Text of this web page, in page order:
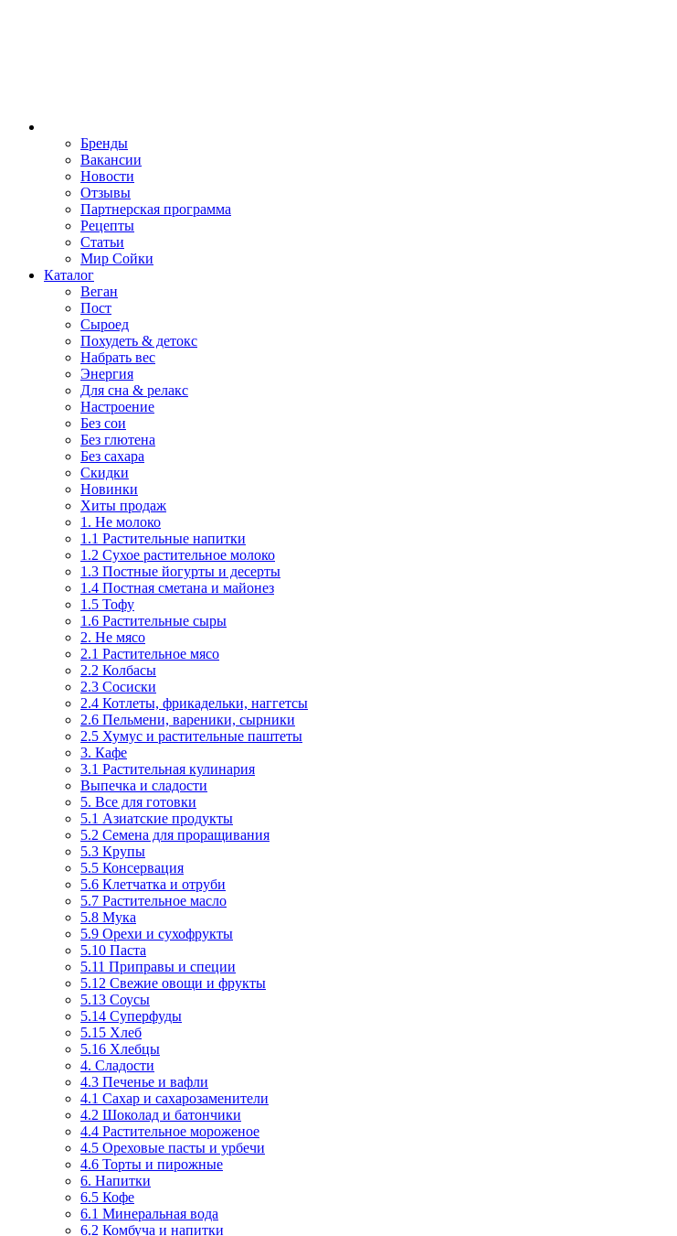
Бренды
Вакансии
Новости
Отзывы
Партнерская программа
Рецепты
Статьи
Мир Сойки
Каталог
Веган
Пост
Сыроед
Похудеть & детокс
Набрать вес
Энергия
Для сна & релакс
Настроение
Без сои
Без глютена
Без сахара
Скидки
Новинки
Хиты продаж
1. Не молоко
1.1 Растительные напитки
1.2 Сухое растительное молоко
1.3 Постные йогурты и десерты
1.4 Постная сметана и майонез
1.5 Тофу
1.6 Растительные сыры
2. Не мясо
2.1 Растительное мясо
2.2 Колбасы
2.3 Сосиски
2.4 Котлеты, фрикадельки, наггетсы
2.6 Пельмени, вареники, сырники
2.5 Хумус и растительные паштеты
3. Кафе
3.1 Растительная кулинария
Выпечка и сладости
5. Все для готовки
5.1 Азиатские продукты
5.2 Семена для проращивания
5.3 Крупы
5.5 Консервация
5.6 Клетчатка и отруби
5.7 Растительное масло
5.8 Мука
5.9 Орехи и сухофрукты
5.10 Паста
5.11 Приправы и специи
5.12 Свежие овощи и фрукты
5.13 Соусы
5.14 Суперфуды
5.15 Хлеб
5.16 Хлебцы
4. Сладости
4.3 Печенье и вафли
4.1 Сахар и сахарозаменители
4.2 Шоколад и батончики
4.4 Растительное мороженое
4.5 Ореховые пасты и урбечи
4.6 Торты и пирожные
6. Напитки
6.5 Кофе
6.1 Минеральная вода
6.2 Комбуча и напитки